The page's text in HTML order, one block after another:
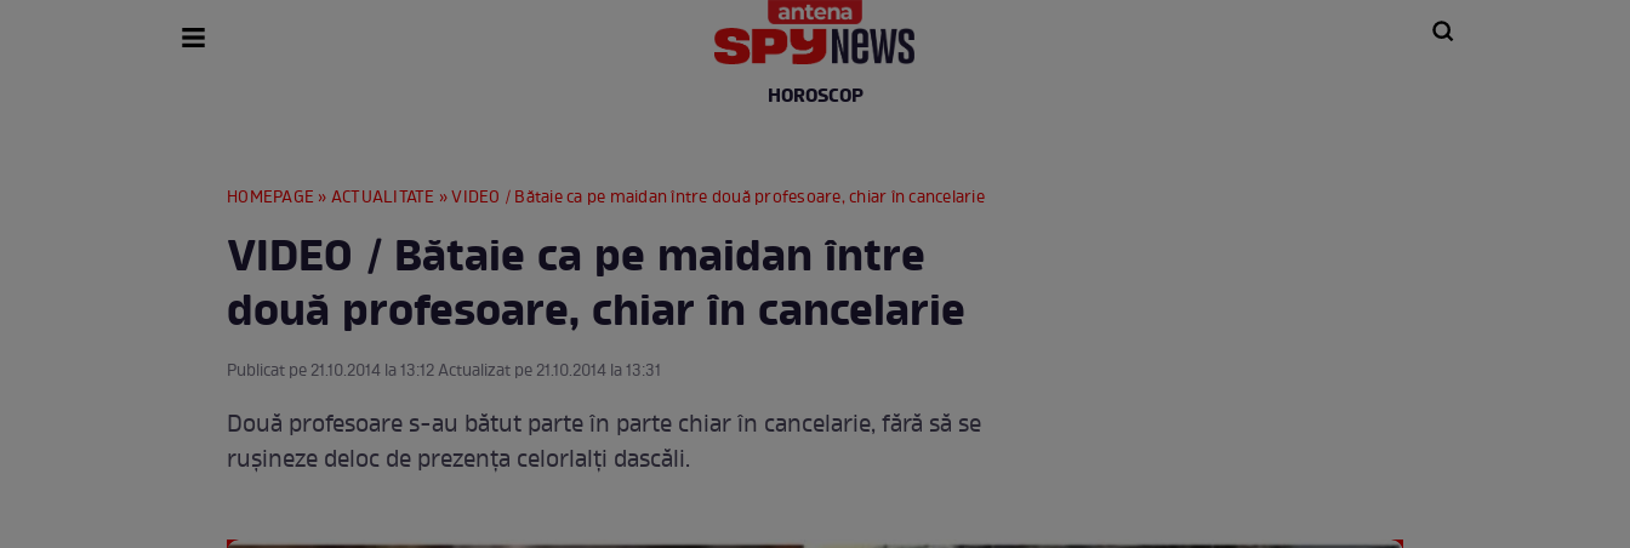
HOROSCOP
HOMEPAGE »ACTUALITATE » VIDEO / Bătaie ca pe maidan între două profesoare, chiar în cancelarie
VIDEO / Bătaie ca pe maidan între
două profesoare, chiar în cancelarie
Publicat pe 21.10.2014 la 13:12 Actualizat pe 21.10.2014 la 13:31
Două profesoare s-au bătut parte în parte chiar în cancelarie, fără să se
ruşineze deloc de prezenţa celorlalţi dascăli.